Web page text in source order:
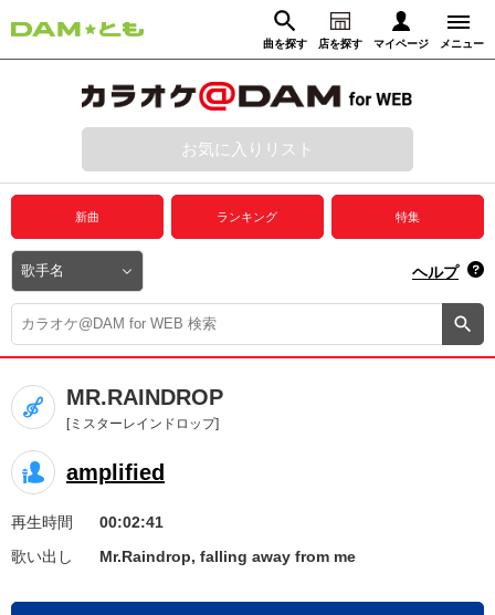
曲を探す 店を探す マイページ メニュー
動画からさがす 録音からさがす
ログイン
プレミアムサービス
DAM★とも動画
DAM★とも録音
カラオケ＠DAM
ユーザー検索
キャンペーン
お知らせ よくあるご質問
DAMの新曲・ランキングなど
お気に入りリスト
新曲 ランキング 特集
ヘルプ
MR.RAINDROP
[ミスターレインドロップ]
amplified
再生時間
00:02:41
歌い出し
Mr.Raindrop, falling away from me